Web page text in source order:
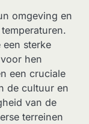
omgeving en
sterke
hen
een cruciale
de cultuur en
van de
terreinen